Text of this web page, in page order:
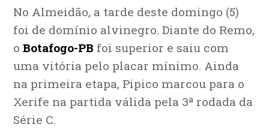
No Almeidão, a tarde deste domingo (5)
foi de domínio alvinegro. Diante do Remo,
oBotafogo-PB foi superior e saiu com
uma vitória pelo placar mínimo. Ainda
na primeira etapa, Pipico marcou para o
Xerife na partida válida pela 3ª rodada da
Série C.